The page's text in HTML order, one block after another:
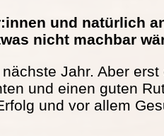
und natürlich
nicht machbar
Jahr. Aber erst
und einen guten
und vor allem